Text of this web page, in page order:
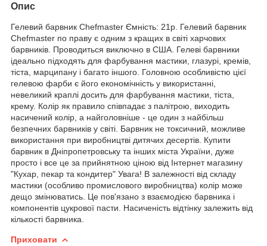
Опис
Гелевий барвник Chefmaster Ємність: 21р. Гелевий барвник
Chefmaster по праву є одним з кращих в світі харчових
барвників. Проводиться виключно в США. Гелеві барвники
ідеально підходять для фарбування мастики, глазурі, кремів,
тіста, марципану і багато іншого. Головною особливістю цієї
гелевою фарби є його економічність у використанні,
невеликий краплі досить для фарбування мастики, тіста,
крему. Колір як правило співпадає з палітрою, виходить
насичений колір, а найголовніше - це один з найбільш
безпечних барвників у світі. Барвник не токсичний, можливе
використання при виробництві дитячих десертів. Купити
барвник в Дніпропетровську та інших міста України, дуже
просто і все це за прийнятною ціною від Інтернет магазину
"Кухар, пекар та кондитер" Увага! В залежності від складу
мастики (особливо промислового виробництва) колір може
дещо змінюватись. Це пов'язано з взаємодією барвника і
компонентів цукрової пасти. Насиченість відтінку залежить від
кількості барвника.
Приховати